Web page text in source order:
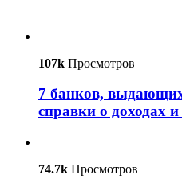
107k Просмотров
7 банков,
справки о доходах
74.7k Просмотров